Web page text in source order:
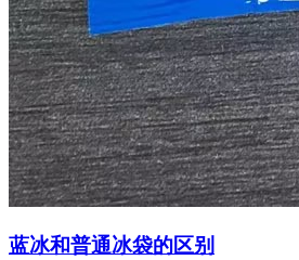
蓝冰和普通冰袋的区别